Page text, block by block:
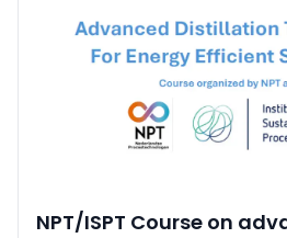
NPT/ISPT Course on